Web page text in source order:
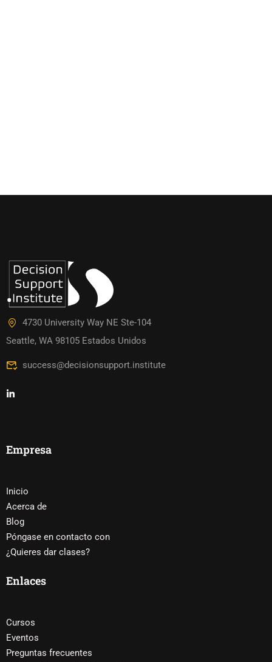
4730 University Way NE Ste-104
Seattle, WA 98105 Estados Unidos
success@decisionsupport.institute
Empresa
Inicio
Acerca de
Blog
Póngase en contacto con
¿Quieres dar clases?
Enlaces
Cursos
Eventos
Preguntas frecuentes